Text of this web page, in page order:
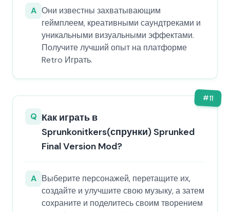
A Они известны захватывающим
геймплеем, креативными саундтреками и
уникальными визуальными эффектами.
Получите лучший опыт на платформе
Retro Играть.
#11
Q Как играть в
Sprunkonitkers(спрунки) Sprunked
Final Version Mod?
A Выберите персонажей, перетащите их,
создайте и улучшите свою музыку, а затем
сохраните и поделитесь своим творением